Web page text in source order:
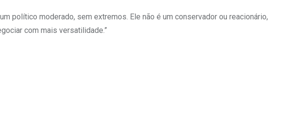
político moderado, sem extremos. Ele não é um conservador ou reacionário,
com mais versatilidade.”